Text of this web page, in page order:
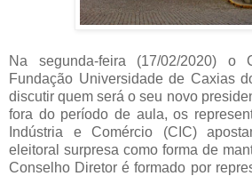
Na segunda-feira (17/02/2020) o
Fundação Universidade de Caxias
discutir quem será o seu novo
fora do período de aula, os
Indústria e Comércio (CIC)
eleitoral surpresa como forma de
Conselho Diretor é formado por